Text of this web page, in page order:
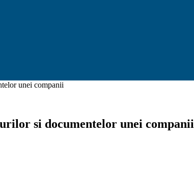
unei companii
si documentelor unei companii